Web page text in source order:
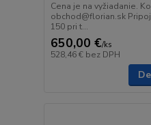
Cena je na vyžiadanie.
obchod@florian.sk
150 pri t...
650,00 €/ks
528,46 € bez DPH